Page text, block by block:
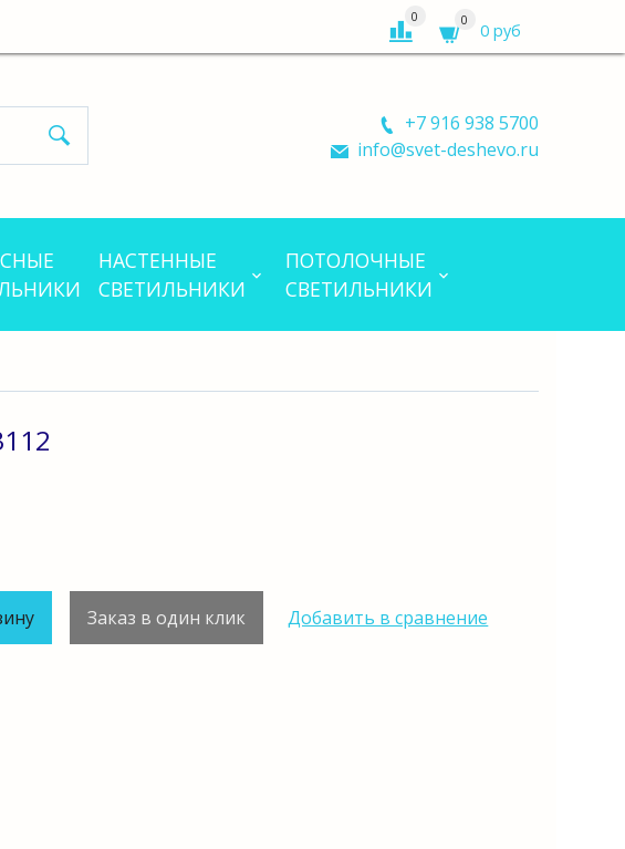
0 0
0 руб
+7 916 938 5700
info@svet-deshevo.ru
НАСТЕННЫЕ
СВЕТИЛЬНИКИ
ПОТОЛОЧНЫЕ
СВЕТИЛЬНИКИ
Заказ в один клик Добавить в сравнение